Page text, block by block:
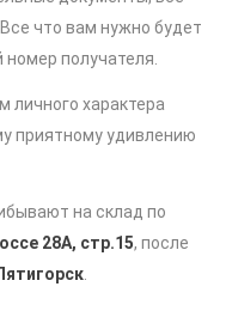
что вам нужно будет
получателя.
личного характера
приятному удивлению
на склад по
28А, стр.15, после